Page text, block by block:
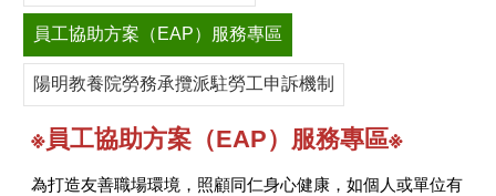
員工協助方案（EAP）服務專區
陽明教養院勞務承攬派駐勞工申訴機制
※員工協助方案（EAP）服務專區※
為打造友善職場環境，照顧同仁身心健康，如個人或單位有